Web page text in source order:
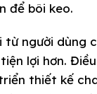
để bôi keo.
từ người dùng
lợi hơn.
thiết kế